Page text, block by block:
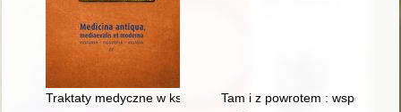
Traktaty medyczne w księgozbiorach mieszczańskich (w
Tam i z powrotem :